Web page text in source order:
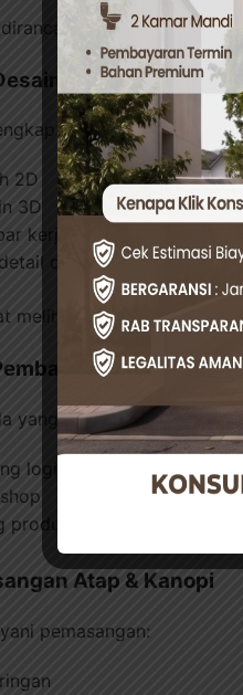
dirancang efisien agar
Arsitektur & RAB
untuk perencanaan:
2D
3D
kerja teknis
dan transparan
melihat gambaran
Gudang
yang membutuhkan
logistik
produksi kecil
Atap & Kanopi
pemasangan: